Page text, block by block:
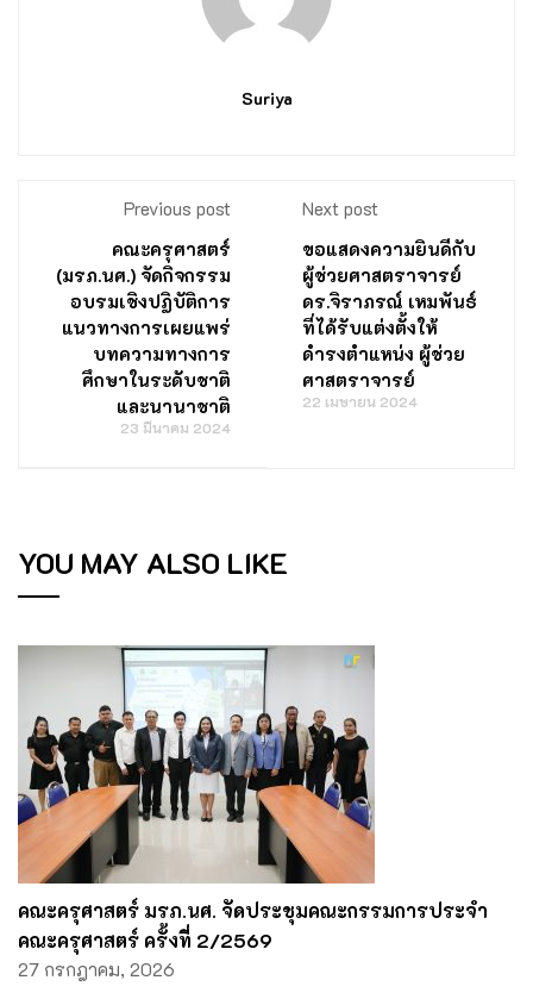
Suriya
Previous post
คณะครุศาสตร์
(มรภ.นศ.) จัดกิจกรรม
อบรมเชิงปฏิบัติการ
แนวทางการเผยแพร่
บทความทางการ
ศึกษาในระดับชาติ
และนานาชาติ
23 มีนาคม 2024
Next post
ขอแสดงความยินดีกับ
ผู้ช่วยศาสตราจารย์
ดร.จิราภรณ์ เหมพันธ์
ที่ได้รับแต่งตั้งให้
ดำรงตำแหน่ง ผู้ช่วย
ศาสตราจารย์
22 เมษายน 2024
YOU MAY ALSO LIKE
คณะครุศาสตร์ มรภ.นศ. จัดประชุมคณะกรรมการประจำ
คณะครุศาสตร์ ครั้งที่ 2/2569
27 กรกฎาคม, 2026